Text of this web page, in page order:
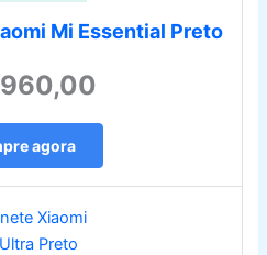
Mi Essential Preto
agora